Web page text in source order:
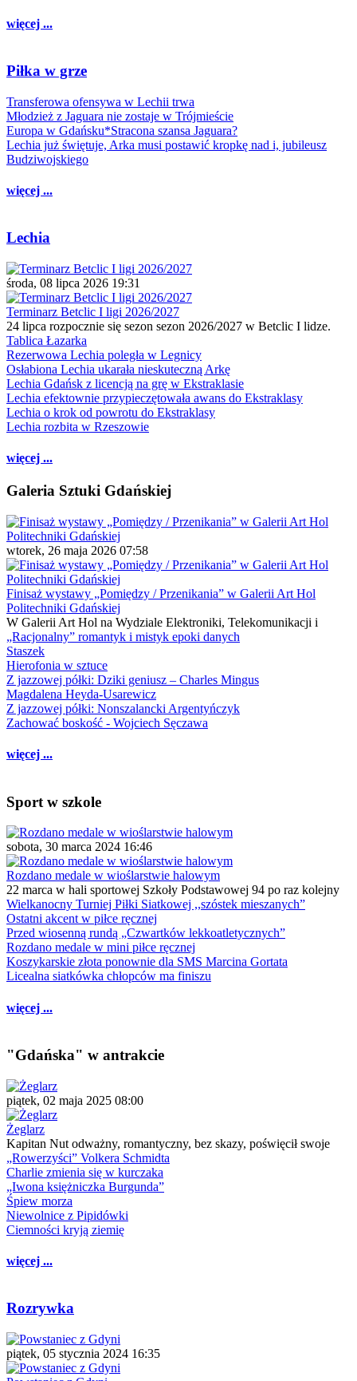
więcej ...
Piłka w grze
Transferowa ofensywa w Lechii trwa
Młodzież z Jaguara nie zostaje w Trójmieście
Europa w Gdańsku*Stracona szansa Jaguara?
Lechia już świętuje, Arka musi postawić kropkę nad i, jubileusz
Budziwojskiego
więcej ...
Lechia
środa, 08 lipca 2026 19:31
Terminarz Betclic I ligi 2026/2027
24 lipca rozpocznie się sezon sezon 2026/2027 w Betclic I lidze.
Tablica Łazarka
Rezerwowa Lechia poległa w Legnicy
Osłabiona Lechia ukarała nieskuteczną Arkę
Lechia Gdańsk z licencją na grę w Ekstraklasie
Lechia efektownie przypieczętowała awans do Ekstraklasy
Lechia o krok od powrotu do Ekstraklasy
Lechia rozbita w Rzeszowie
więcej ...
Galeria Sztuki Gdańskiej
wtorek, 26 maja 2026 07:58
Finisaż wystawy „Pomiędzy / Przenikania” w Galerii Art Hol
Politechniki Gdańskiej
W Galerii Art Hol na Wydziale Elektroniki, Telekomunikacji i
„Racjonalny” romantyk i mistyk epoki danych
Staszek
Hierofonia w sztuce
Z jazzowej półki: Dziki geniusz – Charles Mingus
Magdalena Heyda-Usarewicz
Z jazzowej półki: Nonszalancki Argentyńczyk
Zachować boskość - Wojciech Sęczawa
więcej ...
Sport w szkole
sobota, 30 marca 2024 16:46
Rozdano medale w wioślarstwie halowym
22 marca w hali sportowej Szkoły Podstawowej 94 po raz kolejny
Wielkanocny Turniej Piłki Siatkowej ,,szóstek mieszanych”
Ostatni akcent w piłce ręcznej
Przed wiosenną rundą „Czwartków lekkoatletycznych”
Rozdano medale w mini piłce ręcznej
Koszykarskie złota ponownie dla SMS Marcina Gortata
Licealna siatkówka chłopców ma finiszu
więcej ...
"Gdańska" w antrakcie
piątek, 02 maja 2025 08:00
Żeglarz
Kapitan Nut odważny, romantyczny, bez skazy, poświęcił swoje
„Rowerzyści” Volkera Schmidta
Charlie zmienia się w kurczaka
„Iwona księżniczka Burgunda”
Śpiew morza
Niewolnice z Pipidówki
Ciemności kryją ziemię
więcej ...
Rozrywka
piątek, 05 stycznia 2024 16:35